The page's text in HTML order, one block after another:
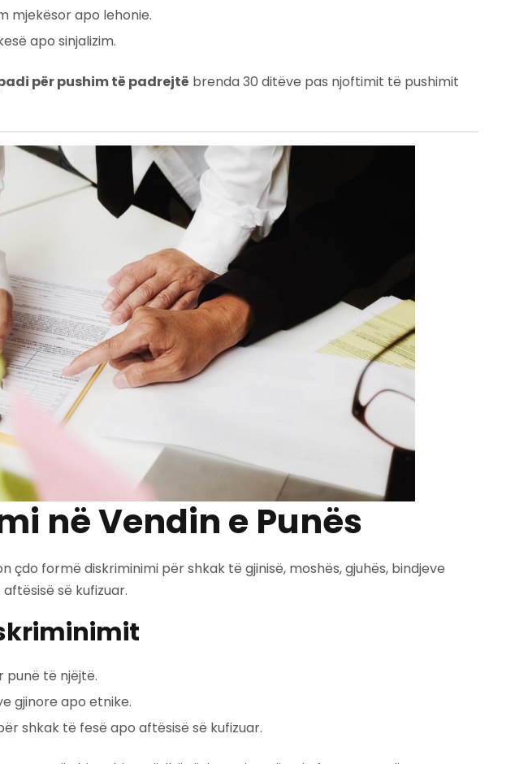
mjekësor apo lehonie.
apo sinjalizim.
për pushim të padrejtë brenda 30 ditëve pas njoftimit të pushimit
në Vendin e Punës
çdo formë diskriminimi për shkak të gjinisë, moshës, gjuhës, bindjeve
së kufizuar.
të njëjtë.
gjinore apo etnike.
shkak të fesë apo aftësisë së kufizuar.